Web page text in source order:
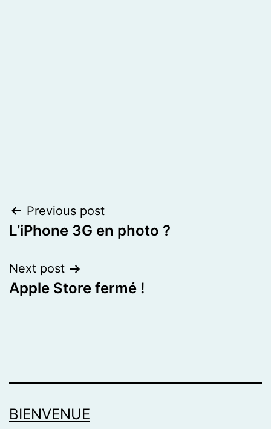
Post
navigation
Previous post
L’iPhone 3G en photo ?
Next post
Apple Store fermé !
BIENVENUE